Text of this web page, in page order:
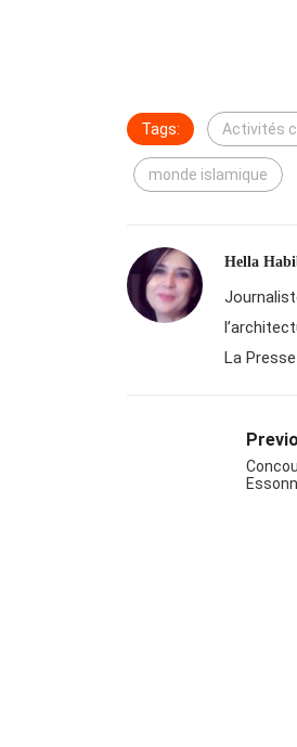
Tags: Activités
monde islamique
Hella
La